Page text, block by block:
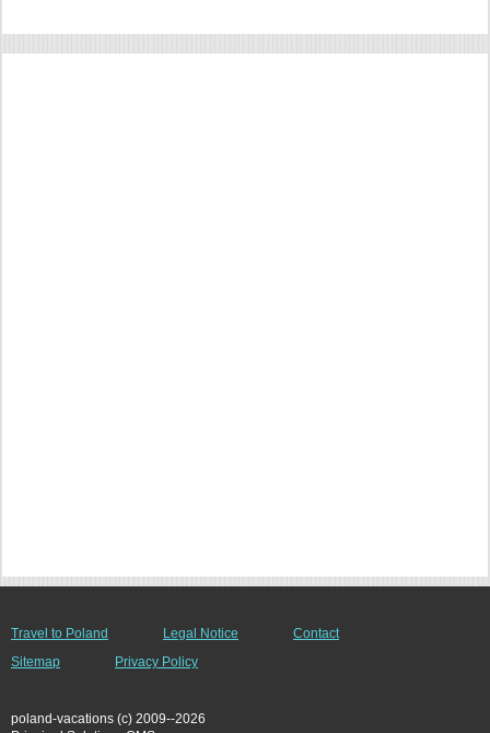
Travel to Poland Legal Notice
Contact
Sitemap
Privacy Policy
poland-vacations (c) 2009--2026